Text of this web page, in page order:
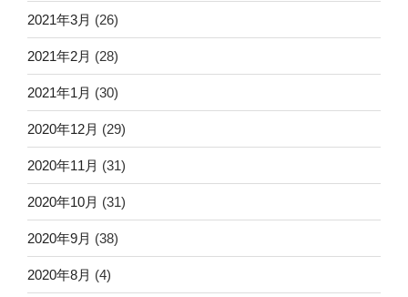
2021年3月 (26)
2021年2月 (28)
2021年1月 (30)
2020年12月 (29)
2020年11月 (31)
2020年10月 (31)
2020年9月 (38)
2020年8月 (4)